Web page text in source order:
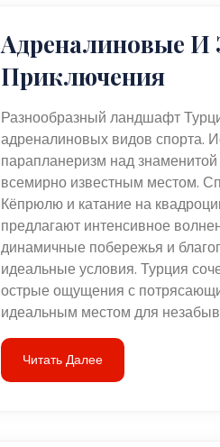
Адреналиновые
Приключения
Разнообразный ландшафт
адреналиновых видов спорта.
парапланеризм над
всемирно известным местом.
Кёпрюлю и катание на
предлагают интенсивное
динамичные побережья и
идеальные условия. Турция
острые ощущения с
идеальным местом для
Читать Далее